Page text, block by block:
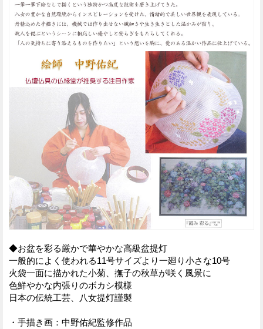
◆お盆を彩る厳かで華やかな高級盆提灯
一般的によく使われる11号サイズより一廻り小さな10号
火袋一面に描かれた小菊、撫子の秋草が咲く風景に
色鮮やかな内張りのボカシ模様
日本の伝統工芸、八女提灯謹製
・手描き画：中野佑紀監修作品